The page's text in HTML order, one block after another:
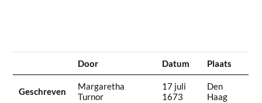
Door Datum Plaats
Geschreven
Margaretha
Turnor
17 juli
1673
Den
Haag